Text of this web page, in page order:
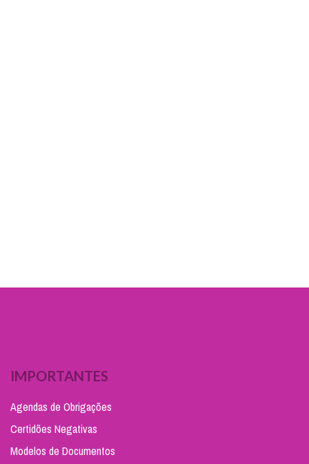
IMPORTANTES
Agendas de Obrigações
Certidões Negativas
Modelos de Documentos